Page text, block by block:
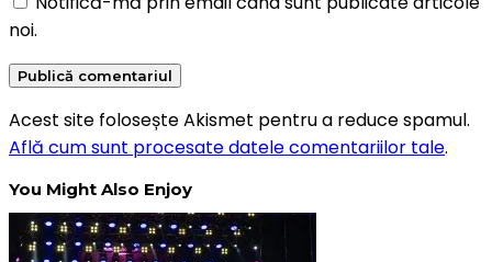
noi.
Acest site folosește Akismet pentru a reduce spamul.
Află cum sunt procesate datele comentariilor tale.
You Might Also Enjoy